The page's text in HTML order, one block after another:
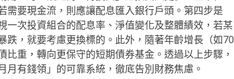
需要現金流，則應讓配息匯入銀行戶頭。第四步是
一次投資組合的配息率、淨值變化及整體績效，若某
跌，就要考慮更換標的。此外，隨著年齡增長（如70
重，轉向更保守的短期債券基金。透過以上步驟，
有錢領」的可靠系統，徹底告別財務焦慮。